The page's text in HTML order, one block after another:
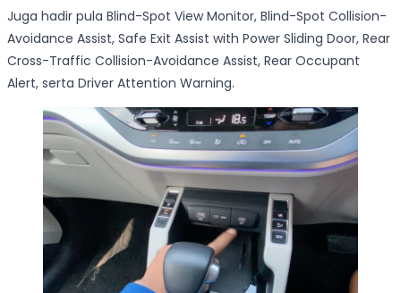
Juga hadir pula Blind-Spot View Monitor, Blind-Spot Collision-
Avoidance Assist, Safe Exit Assist with Power Sliding Door, Rear
Cross-Traffic Collision-Avoidance Assist, Rear Occupant
Alert, serta Driver Attention Warning.